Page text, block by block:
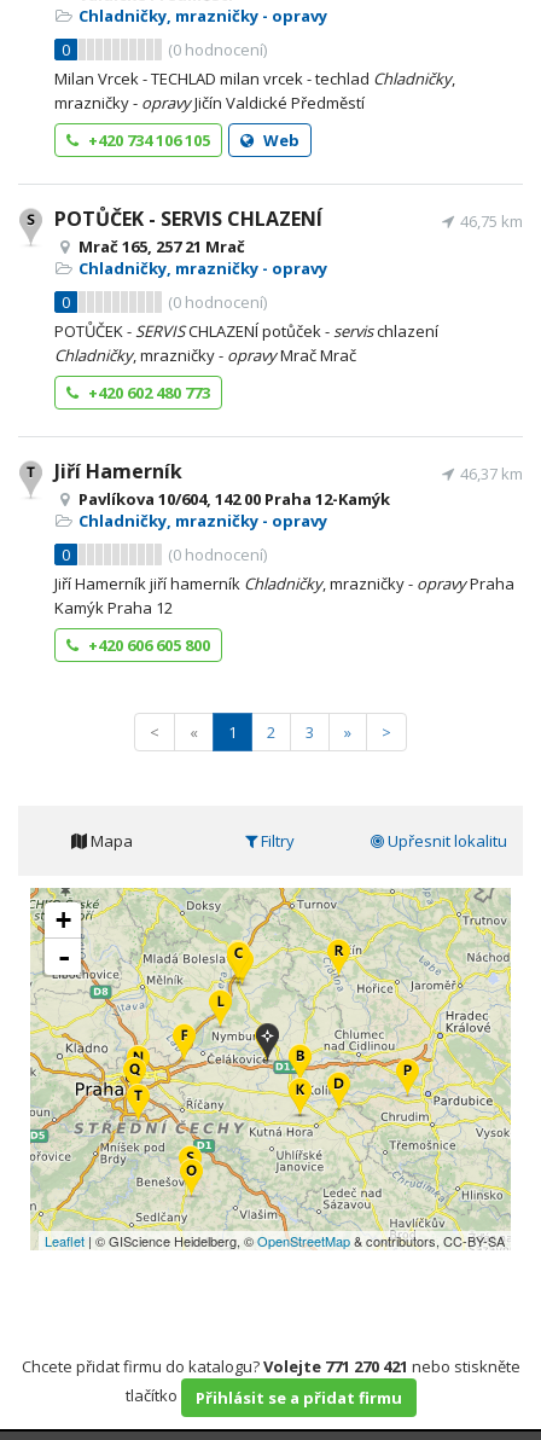
Chladničky, mrazničky - opravy
0
(0 hodnocení)
Milan Vrcek - TECHLAD milan vrcek - techlad Chladničky,
mrazničky - opravyJičín Valdické Předměstí
+420 734 106 105
Web
POTŮČEK - SERVIS CHLAZENÍ
Mrač 165, 257 21 Mrač
Chladničky, mrazničky - opravy
0
(0 hodnocení)
46,75 km
POTŮČEK -SERVISCHLAZENÍ potůček -servischlazení
Chladničky, mrazničky - opravyMrač Mrač
+420 602 480 773
Jiří Hamerník
Pavlíkova 10/604, 142 00 Praha 12-Kamýk
Chladničky, mrazničky - opravy
0
(0 hodnocení)
46,37 km
Jiří Hamerník jiří hamerník Chladničky, mrazničky - opravyPraha
Kamýk Praha 12
+420 606 605 800
< « 1 2 3 » >
Mapa Filtry Upřesnit lokalitu
+
-
Leaflet | © GIScience Heidelberg, ©OpenStreetMap& contributors, CC-BY-SA
Chcete přidat firmu do katalogu?Volejte 771 270 421 nebo stiskněte
tlačítko
Přihlásit se a přidat firmu